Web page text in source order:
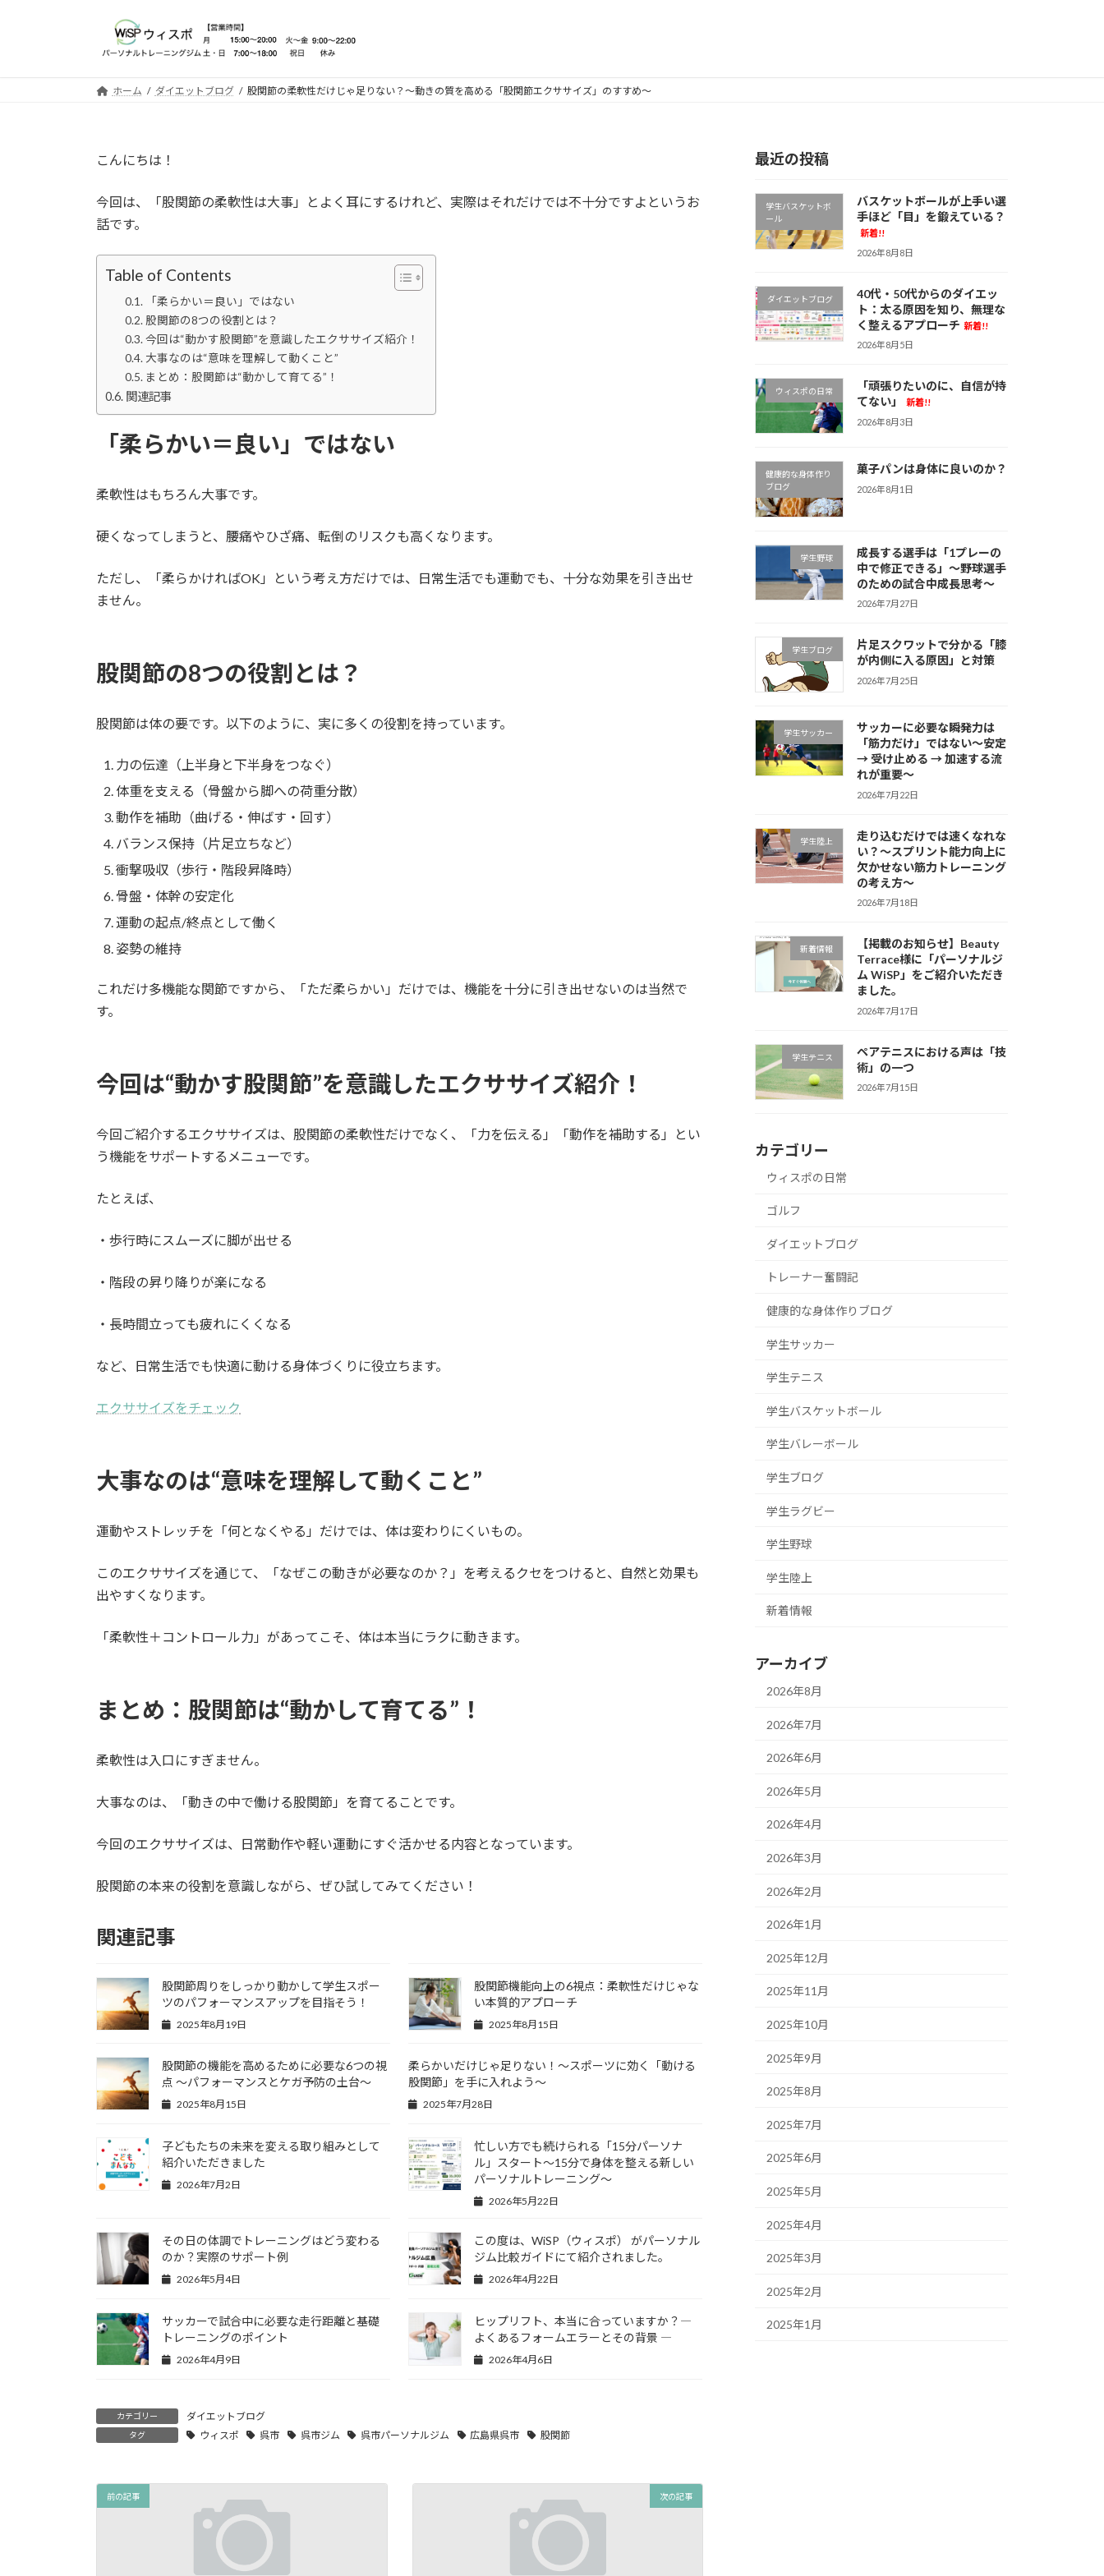
ホーム ダイエットブログ 股関節の柔軟性だけじゃ足りない？～動きの質を高める「股関節エクササイズ」のすすめ～
こんにちは！
今回は、「股関節の柔軟性は大事」とよく耳にするけれど、実際はそれだけでは不十分ですよというお
話です。
Table of Contents
「柔らかい＝良い」ではない
股関節の8つの役割とは？
今回は“動かす股関節”を意識したエクササイズ紹介！
大事なのは“意味を理解して動くこと”
まとめ：股関節は“動かして育てる”！
関連記事
「柔らかい＝良い」ではない
柔軟性はもちろん大事です。
硬くなってしまうと、腰痛やひざ痛、転倒のリスクも高くなります。
ただし、「柔らかければOK」という考え方だけでは、日常生活でも運動でも、十分な効果を引き出せ
ません。
股関節の8つの役割とは？
股関節は体の要です。以下のように、実に多くの役割を持っています。
力の伝達（上半身と下半身をつなぐ）
体重を支える（骨盤から脚への荷重分散）
動作を補助（曲げる・伸ばす・回す）
バランス保持（片足立ちなど）
衝撃吸収（歩行・階段昇降時）
骨盤・体幹の安定化
運動の起点/終点として働く
姿勢の維持
これだけ多機能な関節ですから、「ただ柔らかい」だけでは、機能を十分に引き出せないのは当然で
す。
今回は“動かす股関節”を意識したエクササイズ紹介！
今回ご紹介するエクササイズは、股関節の柔軟性だけでなく、「力を伝える」「動作を補助する」とい
う機能をサポートするメニューです。
たとえば、
・歩行時にスムーズに脚が出せる
・階段の昇り降りが楽になる
・長時間立っても疲れにくくなる
など、日常生活でも快適に動ける身体づくりに役立ちます。
エクササイズをチェック
大事なのは“意味を理解して動くこと”
運動やストレッチを「何となくやる」だけでは、体は変わりにくいもの。
このエクササイズを通じて、「なぜこの動きが必要なのか？」を考えるクセをつけると、自然と効果も
出やすくなります。
「柔軟性＋コントロール力」があってこそ、体は本当にラクに動きます。
まとめ：股関節は“動かして育てる”！
柔軟性は入口にすぎません。
大事なのは、「動きの中で働ける股関節」を育てることです。
今回のエクササイズは、日常動作や軽い運動にすぐ活かせる内容となっています。
股関節の本来の役割を意識しながら、ぜひ試してみてください！
関連記事
股関節周りをしっかり動かして学生スポー
ツのパフォーマンスアップを目指そう！
2025年8月19日
股関節機能向上の6視点：柔軟性だけじゃな
い本質的アプローチ
2025年8月15日
股関節の機能を高めるために必要な6つの視
点 〜パフォーマンスとケガ予防の土台〜
2025年8月15日
柔らかいだけじゃ足りない！～スポーツに効く「動ける
股関節」を手に入れよう～
2025年7月28日
子どもたちの未来を変える取り組みとして
紹介いただきました
2026年7月2日
忙しい方でも続けられる「15分パーソナ
ル」スタート～15分で身体を整える新しい
パーソナルトレーニング～
2026年5月22日
その日の体調でトレーニングはどう変わる
のか？実際のサポート例
2026年5月4日
この度は、WiSP（ウィスポ） がパーソナル
ジム比較ガイドにて紹介されました。
2026年4月22日
サッカーで試合中に必要な走行距離と基礎
トレーニングのポイント
2026年4月9日
ヒップリフト、本当に合っていますか？―
よくあるフォームエラーとその背景 ―
2026年4月6日
カテゴリー ダイエットブログ
タグ ウィスポ 呉市 呉市ジム 呉市パーソナルジム 広島県呉市 股関節
前の記事 次の記事
最近の投稿
学生バスケットボ
ール
バスケットボールが上手い選
手ほど「目」を鍛えている？
新着!!
2026年8月8日
ダイエットブログ
40代・50代からのダイエッ
ト：太る原因を知り、無理な
く整えるアプローチ 新着!!
2026年8月5日
ウィスポの日常
「頑張りたいのに、自信が持
てない」
新着!!
2026年8月3日
健康的な身体作り
ブログ
菓子パンは身体に良いのか？
2026年8月1日
学生野球
成長する選手は「1プレーの
中で修正できる」～野球選手
のための試合中成長思考～
2026年7月27日
学生ブログ
片足スクワットで分かる「膝
が内側に入る原因」と対策
2026年7月25日
学生サッカー
サッカーに必要な瞬発力は
「筋力だけ」ではない～安定
→ 受け止める → 加速する流
れが重要～
2026年7月22日
学生陸上
走り込むだけでは速くなれな
い？～スプリント能力向上に
欠かせない筋力トレーニング
の考え方～
2026年7月18日
新着情報
【掲載のお知らせ】Beauty
Terrace様に「パーソナルジ
ム WiSP」をご紹介いただき
ました。
2026年7月17日
学生テニス
ペアテニスにおける声は「技
術」の一つ
2026年7月15日
カテゴリー
ウィスポの日常
ゴルフ
ダイエットブログ
トレーナー奮闘記
健康的な身体作りブログ
学生サッカー
学生テニス
学生バスケットボール
学生バレーボール
学生ブログ
学生ラグビー
学生野球
学生陸上
新着情報
アーカイブ
2026年8月
2026年7月
2026年6月
2026年5月
2026年4月
2026年3月
2026年2月
2026年1月
2025年12月
2025年11月
2025年10月
2025年9月
2025年8月
2025年7月
2025年6月
2025年5月
2025年4月
2025年3月
2025年2月
2025年1月